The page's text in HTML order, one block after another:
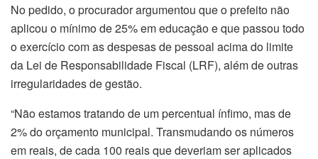
No pedido, o procurador argumentou que o prefeito não
aplicou o mínimo de 25% em educação e que passou todo
o exercício com as despesas de pessoal acima do limite
da Lei de Responsabilidade Fiscal (LRF), além de outras
irregularidades de gestão.
“Não estamos tratando de um percentual ínfimo, mas de
2% do orçamento municipal. Transmudando os números
em reais, de cada 100 reais que deveriam ser aplicados